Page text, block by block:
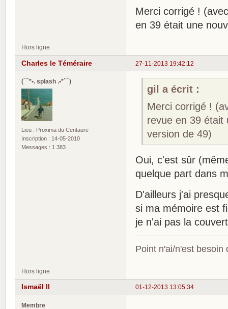
Merci corrigé !
en 39 était une
Hors ligne
27-11-2013 19:42:12
Charles le Téméraire
(¯`*•. splash .•*´¯)
Lieu : Proxima du Centaure
Inscription : 14-05-2010
Messages : 1 383
gil a écrit :
Merci corrigé !
revue en 39 était
version de 49)
Oui, c'est sûr
quelque part dans
D'ailleurs j'ai
si ma mémoire est
je n'ai pas la
Point n'ai/n'est besoin
Hors ligne
01-12-2013 13:05:34
Ismaël II
Membre